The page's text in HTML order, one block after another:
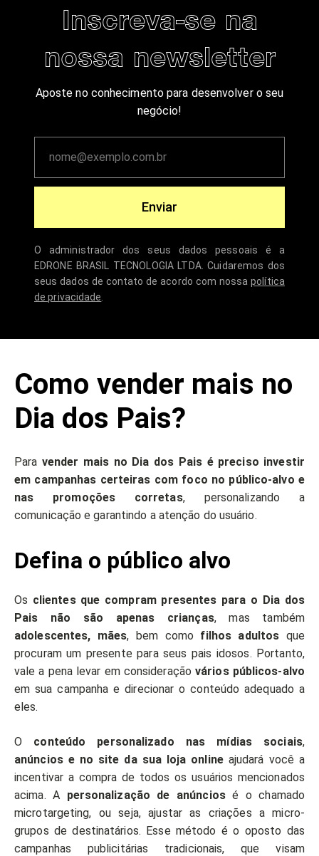
Inscreva-se na
nossa newsletter
Aposte no conhecimento para desenvolver o seu
negócio!
Enviar
O administrador dos seus dados pessoais é a
EDRONE BRASIL TECNOLOGIA LTDA. Cuidaremos dos
seus dados de contato de acordo com nossapolítica
de privacidade
Como vender mais no
Dia dos Pais?
Para vender mais no Dia dos Pais é preciso investir
em campanhas certeiras com foco no público-alvo e
nas promoções corretas, personalizando a
comunicação e garantindo a atenção do usuário.
Defina o público alvo
Os clientes que compram presentes para o Dia dos
Pais não são apenas crianças, mas também
adolescentes, mães, bem como filhos adultos que
procuram um presente para seus pais idosos. Portanto,
vale a pena levar em consideração vários públicos-alvo
em sua campanha e direcionar o conteúdo adequado a
eles.
O conteúdo personalizado nas mídias sociais,
anúncios e no site da sua loja onlineajudará você a
incentivar a compra de todos os usuários mencionados
acima. A personalização de anúnciosé o chamado
microtargeting, ou seja, ajustar as criações a micro-
grupos de destinatários. Esse método é o oposto das
campanhas publicitárias tradicionais, que visam